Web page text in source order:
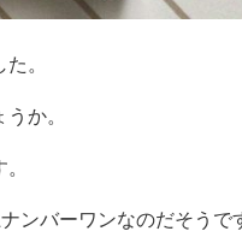
。
か。
ンバーワンなのだそうで